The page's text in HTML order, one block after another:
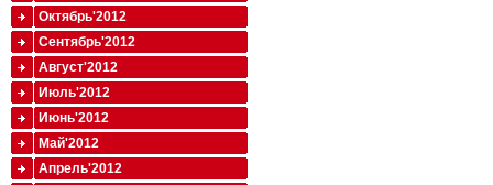
Октябрь'2012
Сентябрь'2012
Август'2012
Июль'2012
Июнь'2012
Май'2012
Апрель'2012